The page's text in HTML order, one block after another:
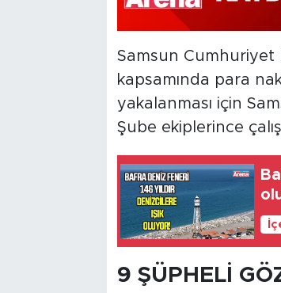
Samsun Cumhuriyet
kapsamında para
yakalanması için
Şube ekiplerince
9 ŞÜPHELİ